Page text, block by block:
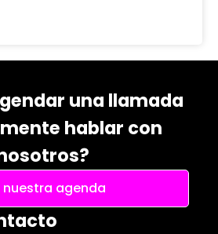
una llamada
hablar con
nuestra agenda